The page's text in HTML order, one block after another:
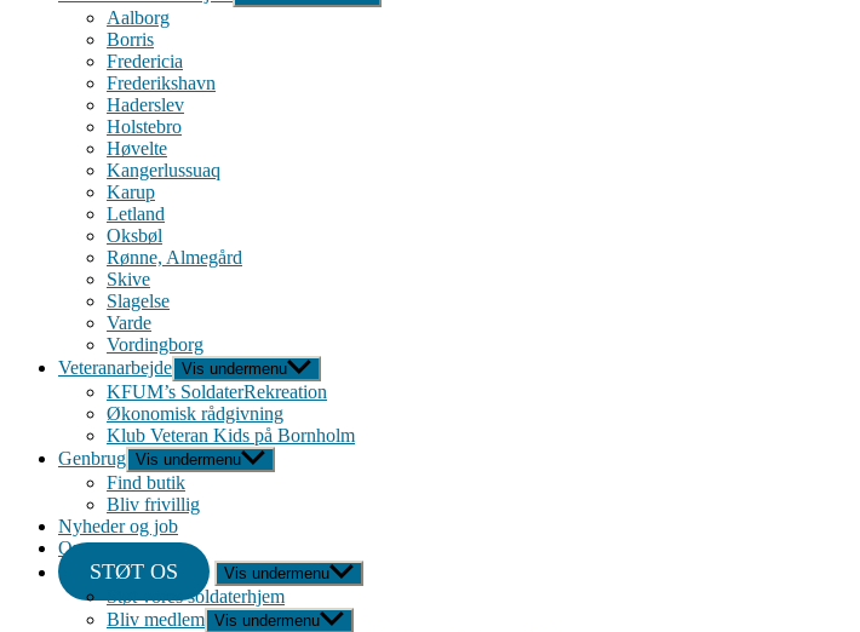
Aalborg
Borris
Fredericia
Frederikshavn
Haderslev
Holstebro
Høvelte
Kangerlussuaq
Karup
Letland
Oksbøl
Rønne, Almegård
Skive
Slagelse
Varde
Vordingborg
Veteranarbejde Vis undermenu
KFUM’s SoldaterRekreation
Økonomisk rådgivning
Klub Veteran Kids på Bornholm
Genbrug Vis undermenu
Find butik
Bliv frivillig
Nyheder og job
Om
STØT OS Vis undermenu
Støt vores soldaterhjem
Bliv medlem Vis undermenu